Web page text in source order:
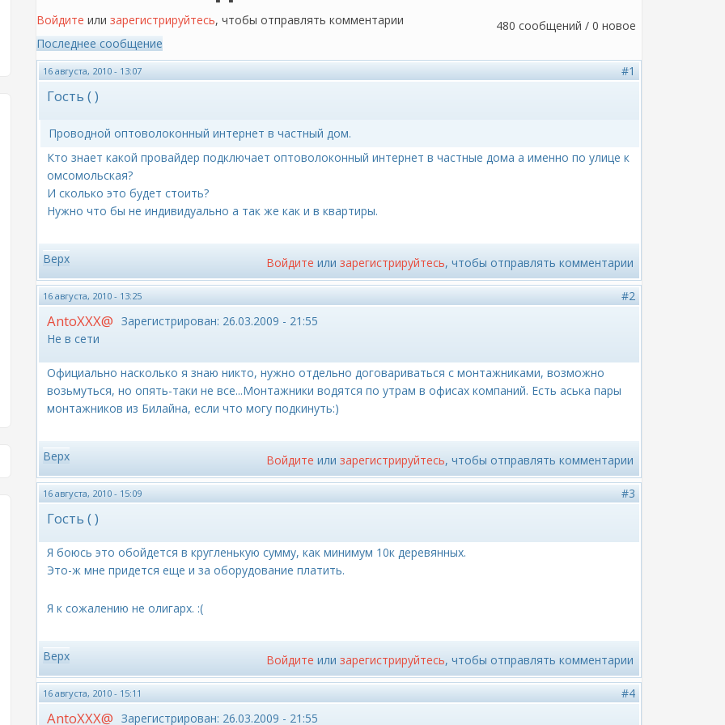
480 сообщений / 0 новое
Войдите или зарегистрируйтесь, чтобы отправлять комментарии
Последнее сообщение
16 августа, 2010 - 13:07 #1
Гость ( )
Проводной оптоволоконный интернет в частный дом.
Кто знает какой провайдер подключает оптоволоконный интернет в частные дома а именно по улице к
омсомольская?
И сколько это будет стоить?
Нужно что бы не индивидуально а так же как и в квартиры.
Верх Войдите или зарегистрируйтесь, чтобы отправлять комментарии
16 августа, 2010 - 13:25 #2
AntoXXX@
Не в сети
Зарегистрирован: 26.03.2009 - 21:55
Официально насколько я знаю никто, нужно отдельно договариваться с монтажниками, возможно
возьмуться, но опять-таки не все...Монтажники водятся по утрам в офисах компаний. Есть аська пары
монтажников из Билайна, если что могу подкинуть:)
Верх Войдите или зарегистрируйтесь, чтобы отправлять комментарии
16 августа, 2010 - 15:09 #3
Гость ( )
Я боюсь это обойдется в кругленькую сумму, как минимум 10к деревянных.
Это-ж мне придется еще и за оборудование платить.
Я к сожалению не олигарх. :(
Верх Войдите или зарегистрируйтесь, чтобы отправлять комментарии
16 августа, 2010 - 15:11 #4
AntoXXX@ Зарегистрирован: 26.03.2009 - 21:55